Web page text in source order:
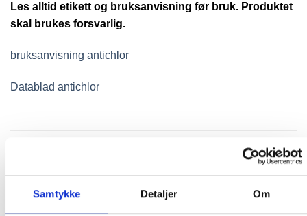
Samtykke Detaljer Om
Les alltid etikett og bruksanvisning før bruk. Produktet
skal brukes forsvarlig.
bruksanvisning antichlor
Datablad antichlor